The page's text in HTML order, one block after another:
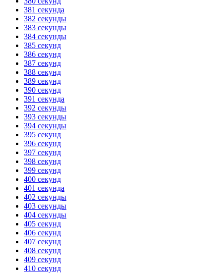
381 секунда
382 секунды
383 секунды
384 секунды
385 секунд
386 секунд
387 секунд
388 секунд
389 секунд
390 секунд
391 секунда
392 секунды
393 секунды
394 секунды
395 секунд
396 секунд
397 секунд
398 секунд
399 секунд
400 секунд
401 секунда
402 секунды
403 секунды
404 секунды
405 секунд
406 секунд
407 секунд
408 секунд
409 секунд
410 секунд